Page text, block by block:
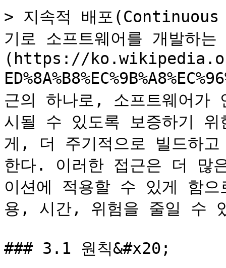
> 지속적 배포
기로 소프트웨어를 개발하
(https://ko.wikipedia.org/
근의 하나로, 소프트웨어가
시될 수 있도록 보증하기
게, 더 주기적으로 빌드하
한다. 이러한 접근은 더 많
이션에 적용할 수 있게 함
용, 시간, 위험을 줄일 수
### 3.1 원칙&#x20;